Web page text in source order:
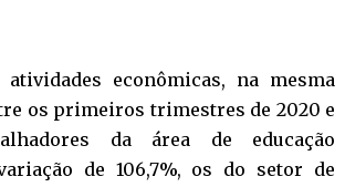
econômicas, na mesma
os primeiros trimestres de 2020 e
da área de educação
de 106,7%, os do setor de